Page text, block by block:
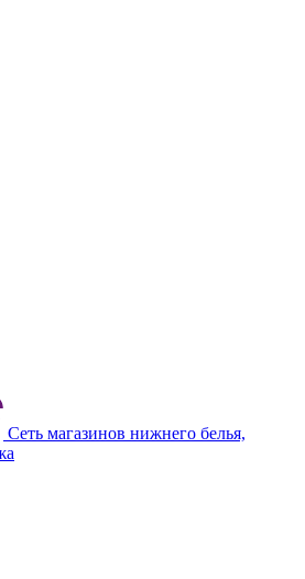
Сеть магазинов нижнего белья,